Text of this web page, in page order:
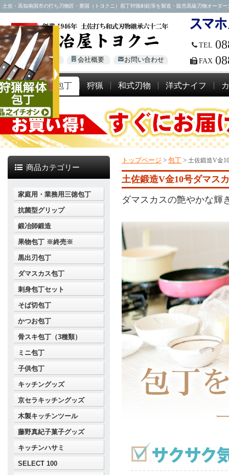
土佐・高知南国市の打ち刃物匠・豊国（トヨクニ）庖丁狩猟剣鉈等を製造・販売高級刃物オーダ
Global Site 会社概要 お問い合わせ
TEL
FAX
包丁 狩猟 和式刃物 洋式ナイフ
トップページ > 包丁 > 土佐鍛造V金
土佐鍛造V金10号ダマス
ダマスカスの艶やかな輝
商品カテゴリー
家庭用・業務用三徳包丁
抗菌型グリップ
鍛冶師鍛造
果物包丁 ※終売※
黒出刃包丁
ダマスカス包丁
刺身包丁セット
そば切包丁
かつお包丁
骨スキ包丁（3種類）
ミニ包丁
子供包丁
キッチングッズ
京セラキッチングッズ
木製キッチンツール
藤野真紀子菓子グッズ
キッチンハサミ
SELECT 100